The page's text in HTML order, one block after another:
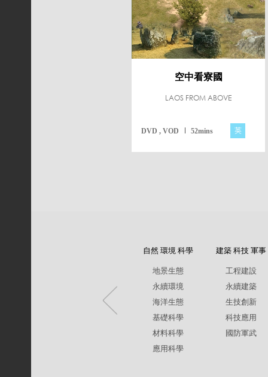
空中看寮國
LAOS FROM ABOVE
DVD , VOD 52mins 英
自然 環境 科學
地景生態
永續環境
海洋生態
基礎科學
材料科學
應用科學
建築 科技 軍事
工程建設
永續建築
生技創新
科技應用
國防軍武